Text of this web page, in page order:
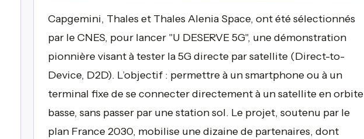
Capgemini, Thales et Thales Alenia Space, ont été sélectionnés
par le CNES, pour lancer "U DESERVE 5G", une démonstration
pionnière visant à tester la 5G directe par satellite (Direct-to-
Device, D2D). L’objectif : permettre à un smartphone ou à un
terminal fixe de se connecter directement à un satellite en orbite
basse, sans passer par une station sol. Le projet, soutenu par le
plan France 2030, mobilise une dizaine de partenaires, dont